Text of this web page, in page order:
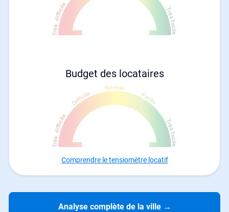
Budget des locataires
Comprendre le tensiomètre locatif
Analyse complète de la ville →